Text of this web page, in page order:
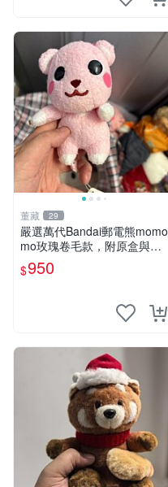
董藏 29
嚴選萬代Bandai郵電熊momo
mo玫瑰卷毛款，附原盒與吊
牌，粉嫩可愛入手即柔軟～
玫瑰卷毛 郵電熊 正品
$950